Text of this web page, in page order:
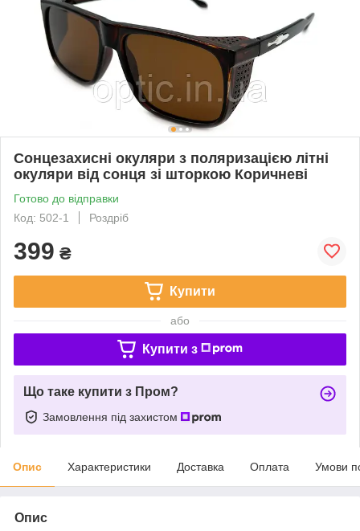
Сонцезахисні окуляри з поляризацією літні
окуляри від сонця зі шторкою Коричневі
Готово до відправки
Код: 502-1
Роздріб
399 ₴
Купити
або
Купити з
Що таке купити з Пром?
Замовлення під захистом
Опис Характеристики Доставка Оплата Умови
Опис